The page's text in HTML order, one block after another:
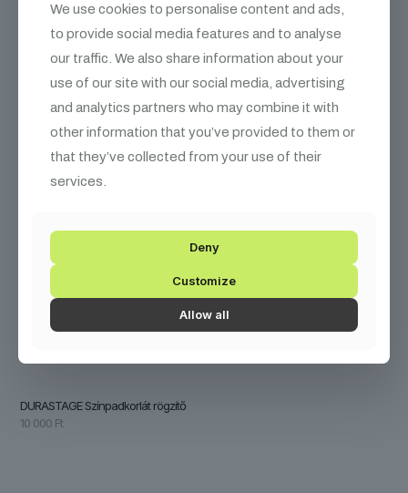
DURASTAGE Színpadkorlát rögzítő
10 000 Ft
We use cookies to personalise content and ads,
to provide social media features and to analyse
our traffic. We also share information about your
use of our site with our social media, advertising
and analytics partners who may combine it with
other information that you’ve provided to them or
that they’ve collected from your use of their
services.
Deny
Customize
Allow all